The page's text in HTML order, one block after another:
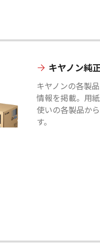
キヤノン純
キヤノンの各製
情報を掲載。用
使いの各製品か
す。